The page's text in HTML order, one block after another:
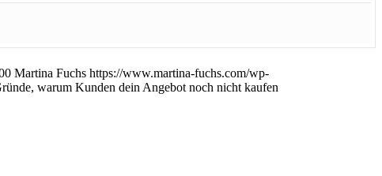
Martina Fuchs https://www.martina-fuchs.com/wp-
warum Kunden dein Angebot noch nicht kaufen